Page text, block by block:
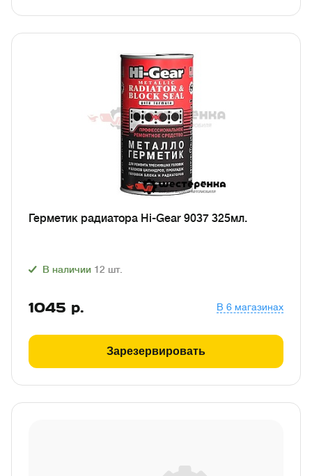
Герметик радиатора Hi-Gear 9037 325мл.
В наличии 12 шт.
1045 р. В 6 магазинах
Зарезервировать